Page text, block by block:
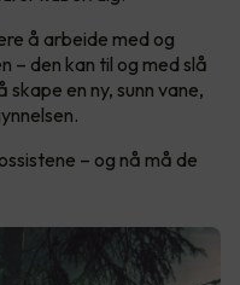
å arbeide med og
– den kan til og med slå
en ny, sunn vane,
– og nå må de